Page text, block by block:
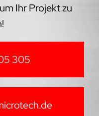
Ihr Projekt zu
305